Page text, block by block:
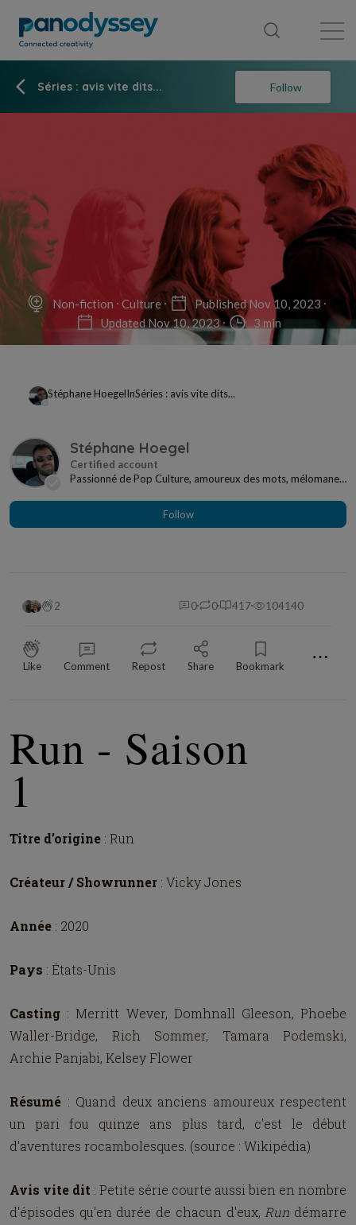
Séries : avis vite dits... Follow
Non-fiction Culture
Published Nov 10, 2023
Updated Nov 10, 2023
3 min
Stéphane HoegelInSéries : avis vite dits...
Stéphane Hoegel
Passionné de Pop Culture, amoureux des mots, mélomane
Follow
2 0 0 417 104140
Like Comment Repost Share Bookmark ⋯
Run - Saison
1
Titre d’origine : Run
Créateur / Showrunner : Vicky Jones
Année : 2020
Pays : États-Unis
Casting : Merritt Wever, Domhnall Gleeson, Phoebe
Waller-Bridge, Rich Sommer, Tamara Podemski,
Archie Panjabi, Kelsey Flower
Résumé : Quand deux anciens amoureux respectent
un pari fou quinze ans plus tard, c'est le début
d'aventures rocambolesques. (source : Wikipédia)
Avis vite dit : Petite série courte aussi bien en nombre
d'épisodes qu'en durée de chacun d'eux, Run démarre